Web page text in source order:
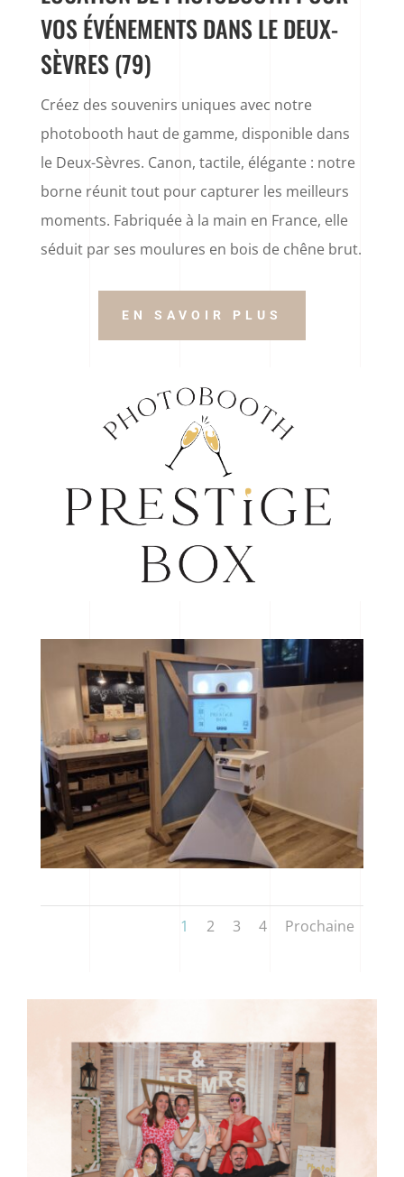
VOS ÉVÉNEMENTS DANS LE DEUX-
SÈVRES (79)
Créez des souvenirs uniques avec notre
photobooth haut de gamme, disponible dans
le Deux-Sèvres. Canon, tactile, élégante : notre
borne réunit tout pour capturer les meilleurs
moments. Fabriquée à la main en France, elle
séduit par ses moulures en bois de chêne brut.
EN SAVOIR PLUS
1 2 3 4 Prochaine